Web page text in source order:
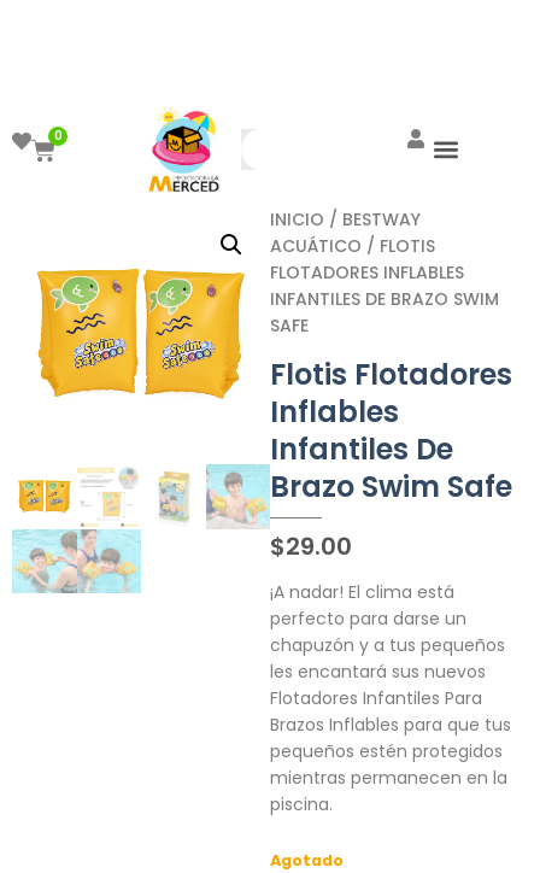
0
INICIO / BESTWAY
ACUÁTICO / FLOTIS
FLOTADORES INFLABLES
INFANTILES DE BRAZO SWIM
SAFE
Flotis Flotadores
Inflables
Infantiles De
Brazo Swim Safe
$29.00
¡A nadar! El clima está
perfecto para darse un
chapuzón y a tus pequeños
les encantará sus nuevos
Flotadores Infantiles Para
Brazos Inflables para que tus
pequeños estén protegidos
mientras permanecen en la
piscina.
Agotado